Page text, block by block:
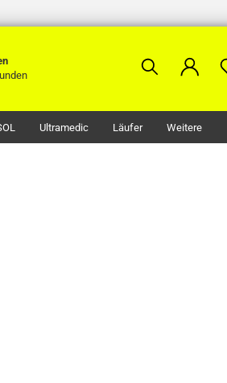
Ultramedic Läufer Weitere